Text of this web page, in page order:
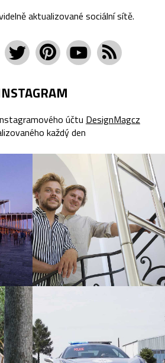
aktualizované sociální sítě.
účtu DesignMagcz
každý den